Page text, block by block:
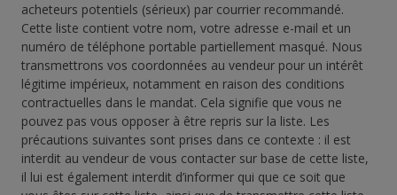
acheteurs potentiels (sérieux) par courrier recommandé.
Cette liste contient votre nom, votre adresse e-mail et un
numéro de téléphone portable partiellement masqué. Nous
transmettrons vos coordonnées au vendeur pour un intérêt
légitime impérieux, notamment en raison des conditions
contractuelles dans le mandat. Cela signifie que vous ne
pouvez pas vous opposer à être repris sur la liste. Les
précautions suivantes sont prises dans ce contexte : il est
interdit au vendeur de vous contacter sur base de cette liste,
il lui est également interdit d’informer qui que ce soit que